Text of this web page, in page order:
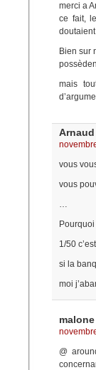
merci a
ce fait,
Bien sur
mais
Arnaud
vous
vous
…
1/50
si la
moi
malone
@